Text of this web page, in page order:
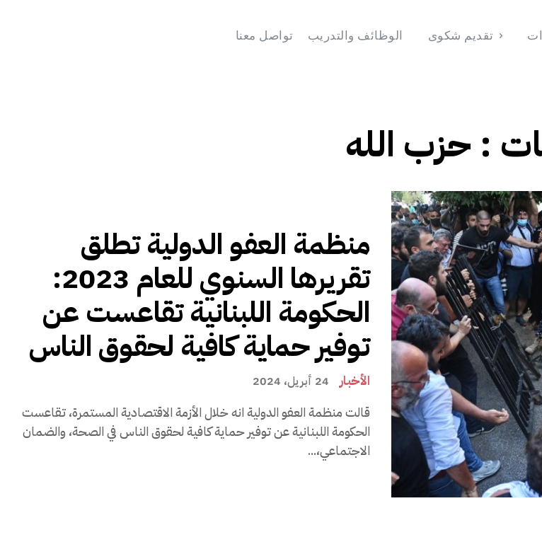
تقديم شكوى الوظائف والتدريب تواصل معنا
: حزب الله
منظمة العفو الدولية تطلق
تقريرها السنوي للعام 2023:
الحكومة اللبنانية تقاعست عن
توفير حماية كافية لحقوق الناس
الأخبار 24 أبريل، 2024
قالت منظمة العفو الدولية انه خلال الأزمة الاقتصادية المستمرة، تقاعست
الحكومة اللبنانية عن توفير حماية كافية لحقوق الناس في الصحة، والضمان
الاجتماعي،...